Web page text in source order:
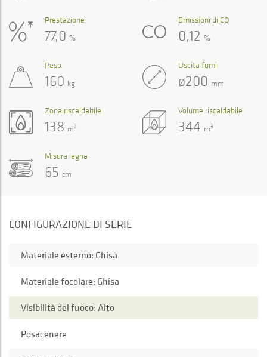
Prestazione
77,0 %
Emissioni di CO
0,12 %
Volume riscaldabile
344 m3
Zona riscaldabile
138 m2
Peso
160 kg
Uscita fumi
ø200 mm
Misura legna
65 cm
CONFIGURAZIONE DI SERIE
Materiale esterno: Ghisa
Materiale focolare: Ghisa
Visibilità del fuoco: Alto
Posacenere